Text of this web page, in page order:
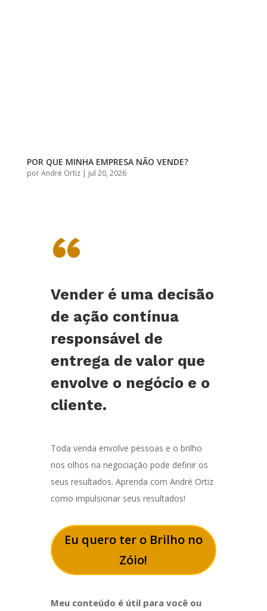
POR QUE MINHA EMPRESA NÃO VENDE?
porAndré Ortiz| jul 20, 2026
“
Vender é uma decisão
de ação contínua
responsável de
entrega de valor que
envolve o negócio e o
cliente.
Toda venda envolve pessoas e o brilho
nos olhos na negociação pode definir os
seus resultados. Aprenda com André Ortiz
como impulsionar seus resultados!
Eu quero ter o Brilho no
Zóio!
Meu conteúdo é útil para você ou